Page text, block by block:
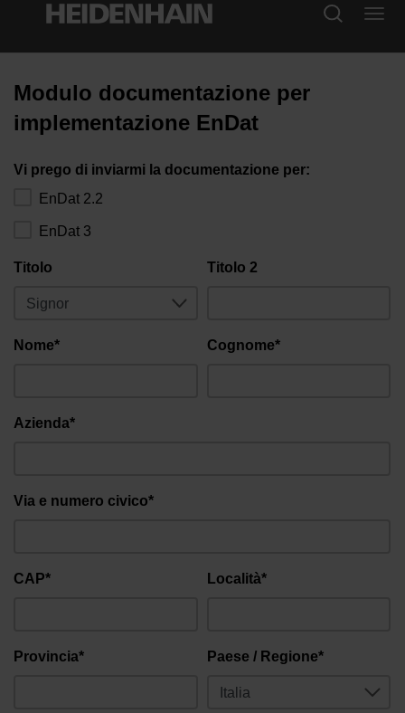
Modulo documentazione per
implementazione EnDat
Vi prego di inviarmi la documentazione per:
EnDat 2.2
EnDat 3
Titolo Titolo 2
Nome* Cognome*
Azienda*
Via e numero civico*
CAP* Località*
Provincia* Paese / Regione*